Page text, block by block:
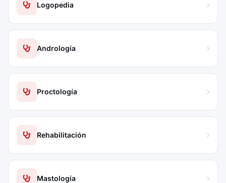
Logopedia
Andrología
Proctología
Rehabilitación
Mastología